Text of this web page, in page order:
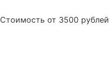
Стоимость от 3500 рублей